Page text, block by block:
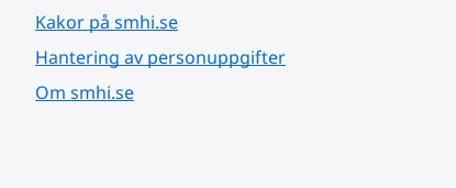
Kakor på smhi.se
Hantering av personuppgifter
Om smhi.se